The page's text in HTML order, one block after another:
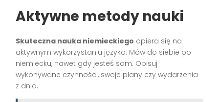
Aktywne metody nauki
Skuteczna nauka niemieckiego opiera się na
aktywnym wykorzystaniu języka. Mów do siebie po
niemiecku, nawet gdy jesteś sam. Opisuj
wykonywane czynności, swoje plany czy wydarzenia
z dnia.